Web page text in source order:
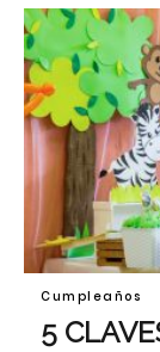
Cumpleaños
5